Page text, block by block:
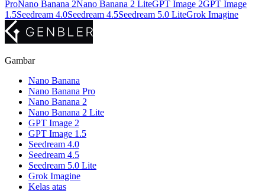
ProNano Banana 2Nano Banana 2 LiteGPT Image 2GPT Image
1.5Seedream 4.0Seedream 4.5Seedream 5.0 LiteGrok Imagine
Gambar
Nano Banana
Nano Banana Pro
Nano Banana 2
Nano Banana 2 Lite
GPT Image 2
GPT Image 1.5
Seedream 4.0
Seedream 4.5
Seedream 5.0 Lite
Grok Imagine
Kelas atas